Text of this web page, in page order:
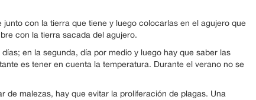
con la tierra que tiene y luego colocarlas en el agujero que
con la tierra sacada del agujero.
en la segunda, día por medio y luego hay que saber las
es tener en cuenta la temperatura. Durante el verano no se
de malezas, hay que evitar la proliferación de plagas. Una